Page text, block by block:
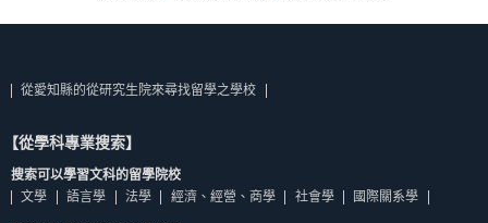
從愛知縣的從研究生院來尋找留學之學校
【從學科專業搜索】
搜索可以學習文科的留學院校
文學
語言學 法學 經濟、經營、商學 社會學 國際關系學